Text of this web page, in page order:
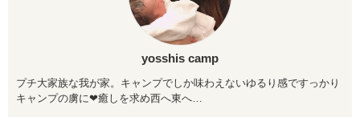
yosshis camp
プチ大家族な我が家。キャンプでしか味わえないゆるり感ですっかり
キャンプの虜に❤癒しを求め西へ東へ…